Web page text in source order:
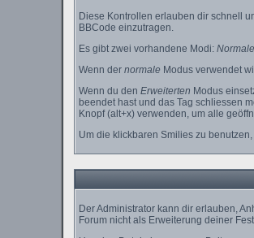
Diese Kontrollen erlauben dir schnell
BBCode einzutragen.
Es gibt zwei vorhandene Modi:
Wenn der normaleModus verwendet
Wenn du den Erweiterten Modus
beendet hast und das Tag schliessen
Knopf (alt+x) verwenden, um alle
Um die klickbaren Smilies zu
Der Administrator kann dir erlauben,
Forum nicht als Erweiterung deiner